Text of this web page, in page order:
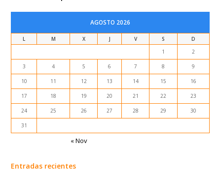
AGOSTO 2026
L M X J V S
D
1
2
3 4 5 6 7 8 9
10 11 12 13 14 15 16
17 18 19 20 21 22 23
24 25 26 27 28 29 30
31
« Nov
Entradas recientes